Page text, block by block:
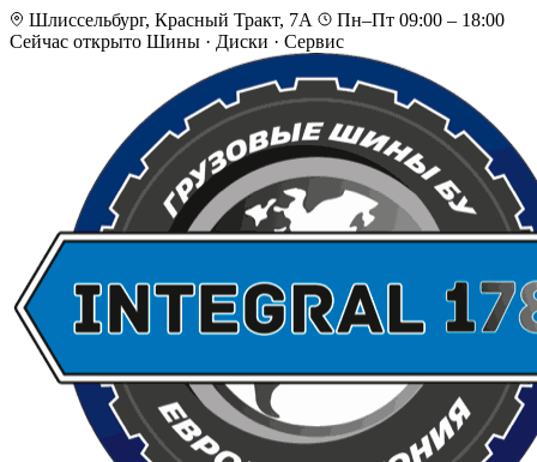
Шлиссельбург, Красный Тракт, 7А
Пн–Пт 09:00 – 18:00
Сейчас открыто Шины · Диски · Сервис